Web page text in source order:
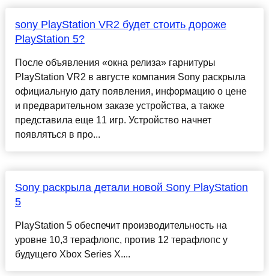
sony PlayStation VR2 будет стоить дороже
PlayStation 5?
После объявления «окна релиза» гарнитуры
PlayStation VR2 в августе компания Sony раскрыла
официальную дату появления, информацию о цене
и предварительном заказе устройства, а также
представила еще 11 игр. Устройство начнет
появляться в про...
Sony раскрыла детали новой Sony PlayStation
5
PlayStation 5 обеспечит производительность на
уровне 10,3 терафлопс, против 12 терафлопс у
будущего Xbox Series X....